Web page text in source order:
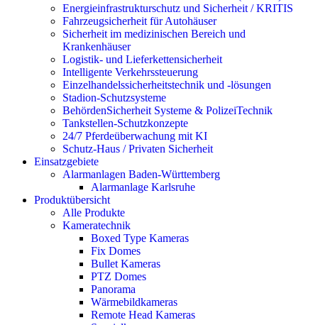
Energieinfrastrukturschutz und Sicherheit / KRITIS
Fahrzeugsicherheit für Autohäuser
Sicherheit im medizinischen Bereich und
Krankenhäuser
Logistik- und Lieferkettensicherheit
Intelligente Verkehrssteuerung
Einzelhandelssicherheitstechnik und -lösungen
Stadion-Schutzsysteme
BehördenSicherheit Systeme & PolizeiTechnik
Tankstellen-Schutzkonzepte​
24/7 Pferdeüberwachung mit KI
Schutz-Haus / Privaten Sicherheit
Einsatzgebiete
Alarmanlagen Baden-Württemberg
Alarmanlage Karlsruhe
Produktübersicht
Alle Produkte
Kameratechnik
Boxed Type Kameras
Fix Domes
Bullet Kameras
PTZ Domes
Panorama
Wärmebildkameras
Remote Head Kameras